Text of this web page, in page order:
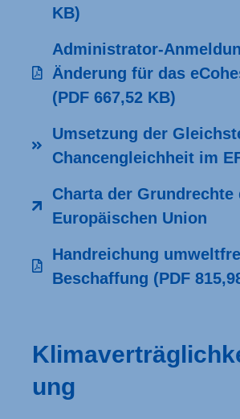
KB)
Administrator-
Änderung für das
(PDF 667,52 KB)
Umsetzung der
Chancengleichheit im
Charta der Grundrechte
Europäischen Union
Handreichung
Beschaffung (PDF
ung